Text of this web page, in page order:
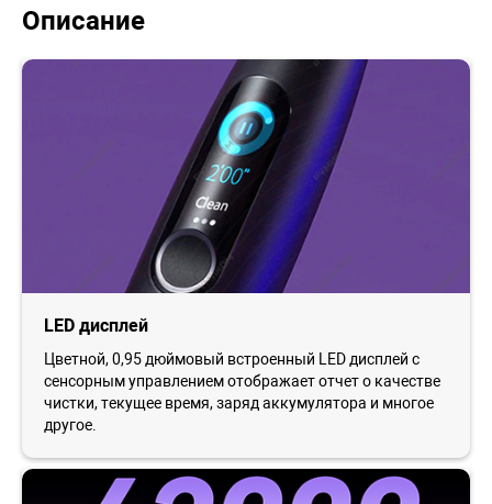
Описание
LED дисплей
Цветной, 0,95 дюймовый встроенный LED дисплей с
сенсорным управлением отображает отчет о качестве
чистки, текущее время, заряд аккумулятора и многое
другое.